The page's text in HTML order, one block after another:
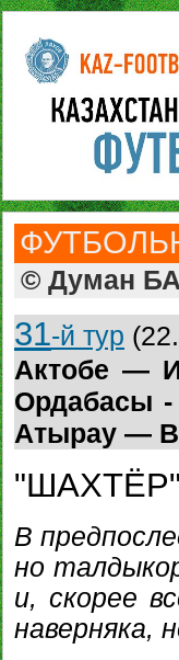
© Думан
31-й тур
Актобе —
Ордабасы
Атырау —
В
но
и, скорее
наверняка,